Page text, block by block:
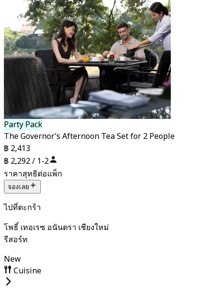
Party Pack
The Governor’s Afternoon Tea Set for 2 People
฿ 2,413
฿ 2,292 / 1-2
ราคาสุทธิต่อแพ็ก
จองเลย
ไปที่ตะกร้า
โพธิ์ เทอเรซ อนันตรา เชียงใหม่
รีสอร์ท
New
Cuisine